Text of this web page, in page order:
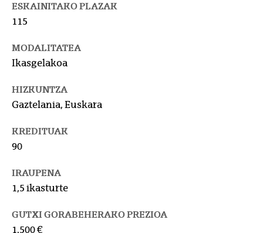
ESKAINITAKO PLAZAK
115
MODALITATEA
Ikasgelakoa
HIZKUNTZA
Gaztelania, Euskara
KREDITUAK
90
IRAUPENA
1,5 ikasturte
GUTXI GORABEHERAKO PREZIOA
1.500 €